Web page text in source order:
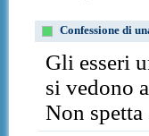
Confessione di
Gli esseri
si vedono
Non spetta